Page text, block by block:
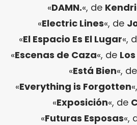
«DAMN.«, de
«Electric Lines«, de
«El Espacio Es El Lugar«,
«Escenas de Caza«, de
«Está Bien«, de
«Everything is Forgotten
«Exposición«, de
«Futuras Esposas«,